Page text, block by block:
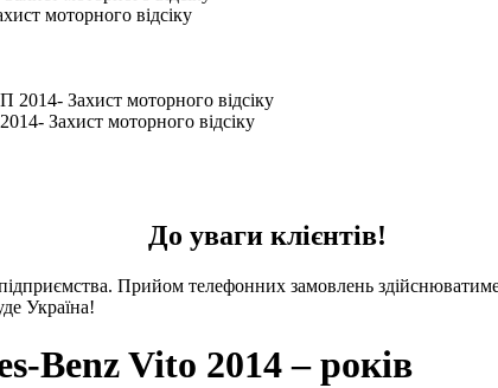
моторного відсіку
Захист моторного відсіку
До уваги клієнтів!
Прийом телефонних замовлень
Україна!
Benz Vito 2014 – років